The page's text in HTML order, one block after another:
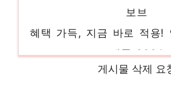
점퍼
게시물 삭제 요